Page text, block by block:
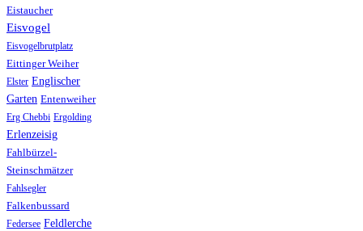
Eistaucher
Eisvogel
Eisvogelbrutplatz
Eittinger Weiher
Elster Englischer
Garten Entenweiher
Erg Chebbi Ergolding
Erlenzeisig
Fahlbürzel-
Steinschmätzer
Fahlsegler
Falkenbussard
Federsee Feldlerche